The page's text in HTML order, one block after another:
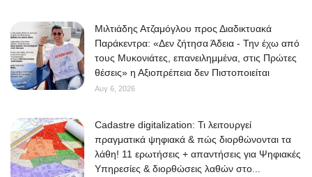
Μιλτιάδης Ατζαμόγλου προς Διαδικτυακά
Παράκεντρα: «Δεν ζήτησα Άδεια - Την έχω από
τους Μυκονιάτες, επανειλημμένα, στις Πρώτες
θέσεις» η Αξιοπρέπεια δεν Πιστοποιείται
Αυγ 6, 2026
Cadastre digitalization: Τι λειτουργεί
πραγματικά ψηφιακά & πώς διορθώνονται τα
λάθη! 11 ερωτήσεις + απαντήσεις για Ψηφιακές
Υπηρεσίες & διορθώσεις λαθών στο...